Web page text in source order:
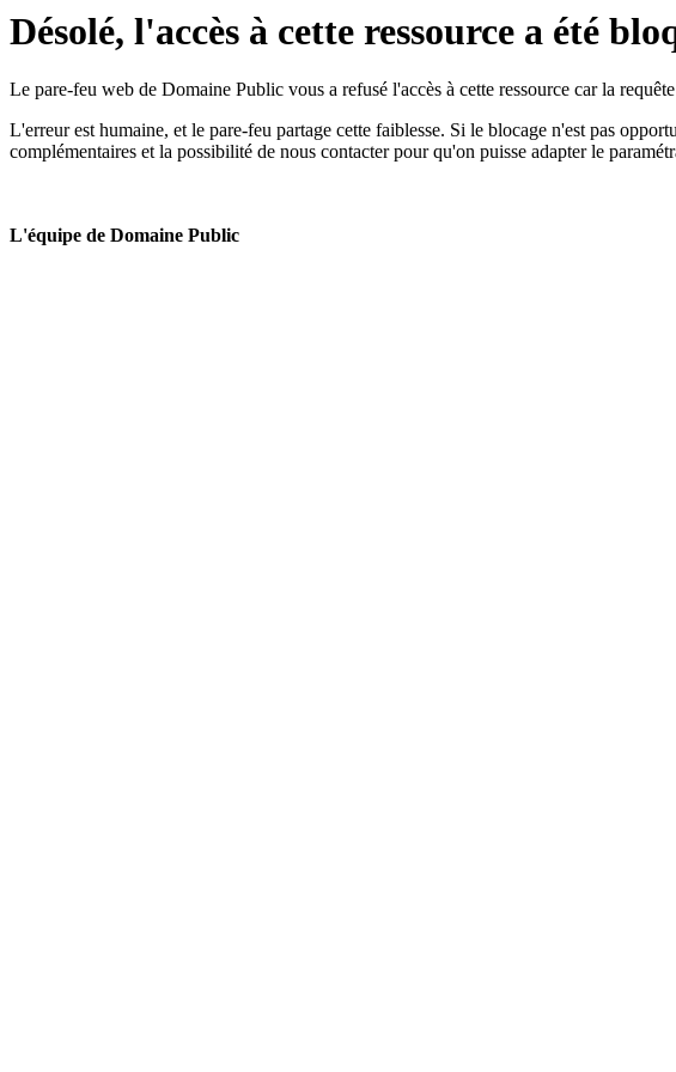
Désolé, l'accès à cette ressource a été
Le pare-feu web de Domaine Public vous a refusé l'accès à cette ressource car la
L'erreur est humaine, et le pare-feu partage cette faiblesse. Si le blocage n'est pas
complémentaires et la possibilité de nous contacter pour qu'on puisse adapter le
L'équipe de Domaine Public